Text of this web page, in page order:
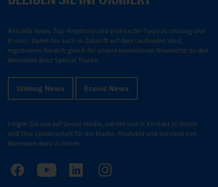
Aktuelle News, Top-Angebote und praktische Tipps zu Unimog und
Econic: Damit Sie auch in Zukunft auf dem Laufenden sind,
registrieren Sie sich gleich für unsere kostenlosen Newsletter zu den
Mercedes-Benz Special Trucks.
Unimog News Econic News
Folgen Sie uns auf Social Media, um mit uns in Kontakt zu treten
und Ihre Leidenschaft für die Marke, Produkte und Services von
Mercedes-Benz zu teilen.